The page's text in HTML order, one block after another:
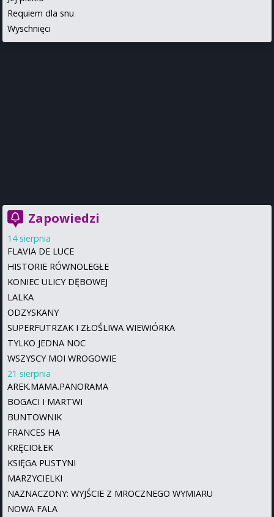
Requiem dla snu
Wyschnięci
Zapowiedzi
14 sierpnia
FLAVIA DE LUCE
HISTORIE RÓWNOLEGŁE
KONIEC ULICY DĘBOWEJ
LALKA
ODZYSKANY
SUPERFUTRZAK I ZŁOŚLIWA WIEWIÓRKA
TYLKO JEDNA NOC
WSZYSCY MOI WROGOWIE
21 sierpnia
AREK.MAMA.PANORAMA
BOGACI I MARTWI
BUNTOWNIK
FRANCES HA
KRĘCIOŁEK
KSIĘGA PUSTYNI
MARZYCIELKI
NAZNACZONY: WYJŚCIE Z MROCZNEGO WYMIARU
NOWA FALA